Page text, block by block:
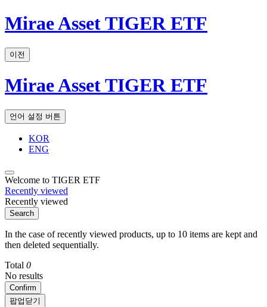
Mirae Asset TIGER ETF
이전
Mirae Asset TIGER ETF
언어 설정 버튼
KOR
ENG
Welcome to TIGER ETF
Recently viewed
Recently viewed
Search
In the case of recently viewed products, up to 10 items are kept and
then deleted sequentially.
Total 0
No results
Confirm
팝업닫기